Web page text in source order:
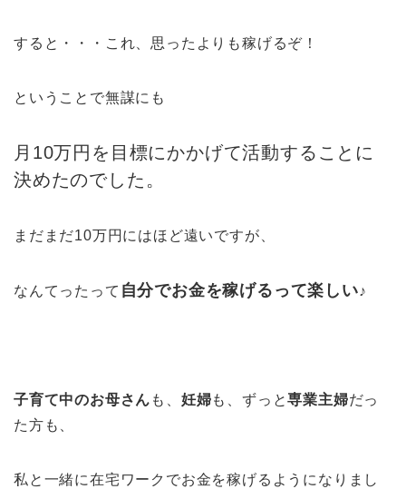
すると・・・これ、思ったよりも稼げるぞ！
ということで無謀にも
月10万円を目標にかかげて活動することに
決めたのでした。
まだまだ10万円にはほど遠いですが、
なんてったって 自分でお金を稼げるって楽しい♪
子育て中のお母さん も、 妊婦も、ずっと専業主婦だっ
た方も、
私と一緒に在宅ワークでお金を稼げるようになりまし